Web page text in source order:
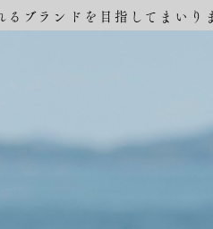
ブランドを目指してまいり